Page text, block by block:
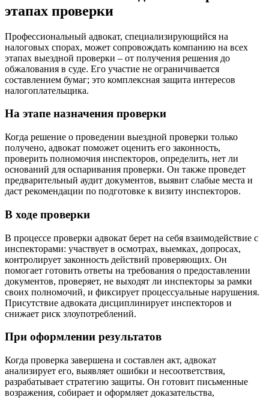
этапах проверки
Профессиональный адвокат, специализирующийся на
налоговых спорах, может сопровождать компанию на всех
этапах выездной проверки – от получения решения до
обжалования в суде. Его участие не ограничивается
составлением бумаг; это комплексная защита интересов
налогоплательщика.
На этапе назначения проверки
Когда решение о проведении выездной проверки только
получено, адвокат поможет оценить его законность,
проверить полномочия инспекторов, определить, нет ли
оснований для оспаривания проверки. Он также проведет
предварительный аудит документов, выявит слабые места и
даст рекомендации по подготовке к визиту инспекторов.
В ходе проверки
В процессе проверки адвокат берет на себя взаимодействие с
инспекторами: участвует в осмотрах, выемках, допросах,
контролирует законность действий проверяющих. Он
помогает готовить ответы на требования о предоставлении
документов, проверяет, не выходят ли инспекторы за рамки
своих полномочий, и фиксирует процессуальные нарушения.
Присутствие адвоката дисциплинирует инспекторов и
снижает риск злоупотреблений.
При оформлении результатов
Когда проверка завершена и составлен акт, адвокат
анализирует его, выявляет ошибки и несоответствия,
разрабатывает стратегию защиты. Он готовит письменные
возражения, собирает и оформляет доказательства,